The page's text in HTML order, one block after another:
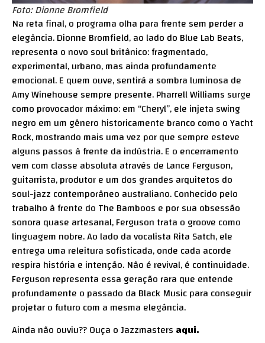
Foto: Dionne Bromfield
Na reta final, o programa olha para frente sem perder a
elegância. Dionne Bromfield, ao lado do Blue Lab Beats,
representa o novo soul britânico: fragmentado,
experimental, urbano, mas ainda profundamente
emocional. E quem ouve, sentirá a sombra luminosa de
Amy Winehouse sempre presente. Pharrell Williams surge
como provocador máximo: em “Cheryl”, ele injeta swing
negro em um gênero historicamente branco como o Yacht
Rock, mostrando mais uma vez por que sempre esteve
alguns passos à frente da indústria. E o encerramento
vem com classe absoluta através de Lance Ferguson,
guitarrista, produtor e um dos grandes arquitetos do
soul-jazz contemporâneo australiano. Conhecido pelo
trabalho à frente do The Bamboos e por sua obsessão
sonora quase artesanal, Ferguson trata o groove como
linguagem nobre. Ao lado da vocalista Rita Satch, ele
entrega uma releitura sofisticada, onde cada acorde
respira história e intenção. Não é revival, é continuidade.
Ferguson representa essa geração rara que entende
profundamente o passado da Black Music para conseguir
projetar o futuro com a mesma elegância.
Ainda não ouviu?? Ouça o Jazzmasters aqui.